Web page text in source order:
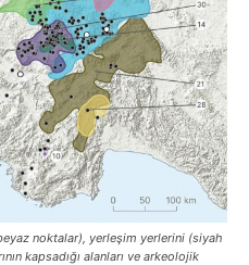
noktalar), yerleşim yerlerini (siyah
kapsadığı alanları ve arkeolojik